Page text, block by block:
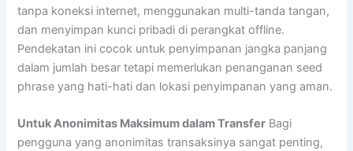
tanpa koneksi internet, menggunakan multi-tanda tangan,
dan menyimpan kunci pribadi di perangkat offline.
Pendekatan ini cocok untuk penyimpanan jangka panjang
dalam jumlah besar tetapi memerlukan penanganan seed
phrase yang hati-hati dan lokasi penyimpanan yang aman.
Untuk Anonimitas Maksimum dalam Transfer Bagi
pengguna yang anonimitas transaksinya sangat penting,